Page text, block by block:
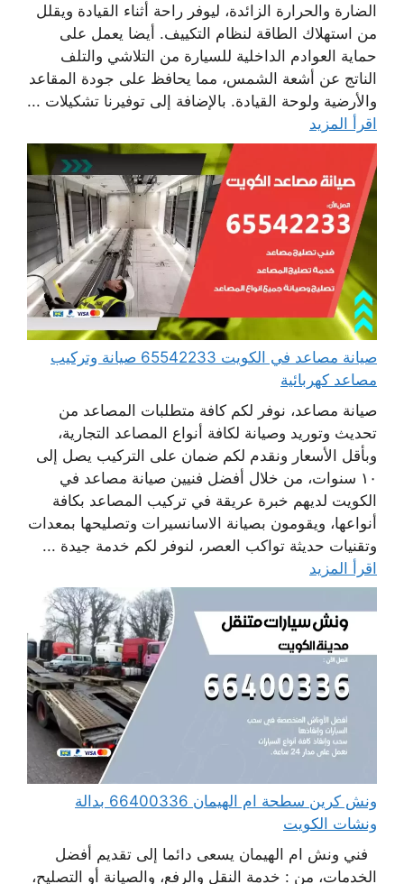
الضارة والحرارة الزائدة، ليوفر راحة أثناء القيادة ويقلل
من استهلاك الطاقة لنظام التكييف. أيضا يعمل على
حماية العوادم الداخلية للسيارة من التلاشي والتلف
الناتج عن أشعة الشمس، مما يحافظ على جودة المقاعد
والأرضية ولوحة القيادة. بالإضافة إلى توفيرنا تشكيلات ...
اقرأ المزيد
صيانة مصاعد في الكويت 65542233 صيانة وتركيب
مصاعد كهربائية
صيانة مصاعد، نوفر لكم كافة متطلبات المصاعد من
تحديث وتوريد وصيانة لكافة أنواع المصاعد التجارية،
وبأقل الأسعار ونقدم لكم ضمان على التركيب يصل إلى
١٠ سنوات، من خلال أفضل فنيين صيانة مصاعد في
الكويت لديهم خبرة عريقة في تركيب المصاعد بكافة
أنواعها، ويقومون بصيانة الاسانسيرات وتصليحها بمعدات
وتقنيات حديثة تواكب العصر، لنوفر لكم خدمة جيدة ...
اقرأ المزيد
ونش كرين سطحة ام الهيمان 66400336 بدالة
ونشات الكويت
فني ونش ام الهيمان يسعى دائما إلى تقديم أفضل
الخدمات، من : خدمة النقل والرفع، والصيانة أو التصليح،